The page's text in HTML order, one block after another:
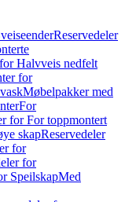
Reservedeler
Halvveis nedfelt
for
Møbelpakker med
For
for For toppmontert
skapReservedeler
for
for
SpeilskapMed